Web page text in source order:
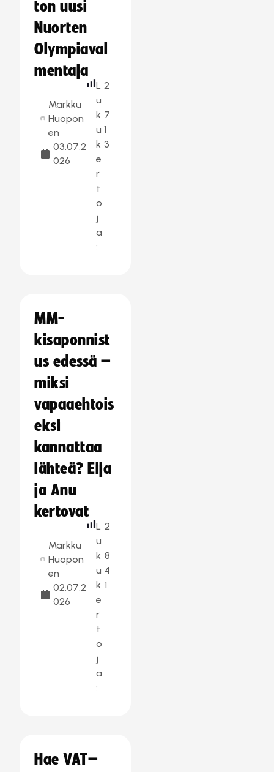
ton uusi
Nuorten
Olympiaval
mentaja
Markku
Huopon
en
03.07.2
026
L
u
k
u
k
e
r
t
o
j
a
:
2
7
1
3
MM-
kisaponnist
us edessä –
miksi
vapaaehtois
eksi
kannattaa
lähteä? Eija
ja Anu
kertovat
Markku
Huopon
en
02.07.2
026
L
u
k
u
k
e
r
t
o
j
a
:
2
8
4
1
Hae VAT–